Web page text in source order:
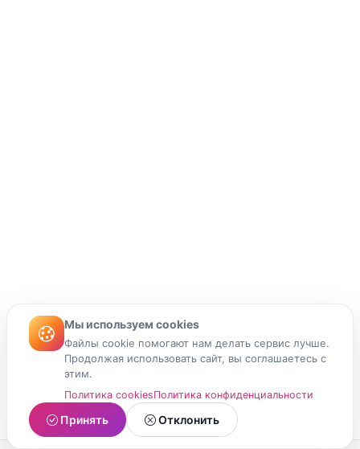
Мы используем cookies
Файлы cookie помогают нам делать сервис лучше.
Продолжая использовать сайт, вы соглашаетесь с
этим.
Политика cookiesПолитика конфиденциальности
Принять Отклонить